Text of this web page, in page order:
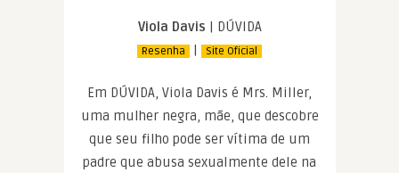
Viola Davis | DÚVIDA
Resenha Site Oficial
Em DÚVIDA, Viola Davis é Mrs. Miller,
uma mulher negra, mãe, que descobre
que seu filho pode ser vítima de um
padre que abusa sexualmente dele na